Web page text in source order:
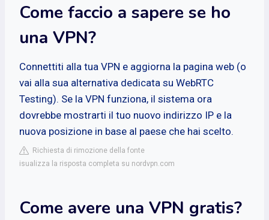
Come faccio a sapere se ho
una VPN?
Connettiti alla tua VPN e aggiorna la pagina web (o
vai alla sua alternativa dedicata su WebRTC
Testing). Se la VPN funziona, il sistema ora
dovrebbe mostrarti il tuo nuovo indirizzo IP e la
nuova posizione in base al paese che hai scelto.
Richiesta di rimozione della fonte
isualizza la risposta completa su nordvpn.com
Come avere una VPN gratis?